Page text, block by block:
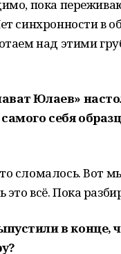
пока
синхронности в
над этими
Юлаев»
себя
сломалось. Вот
всё. Пока
в конце,